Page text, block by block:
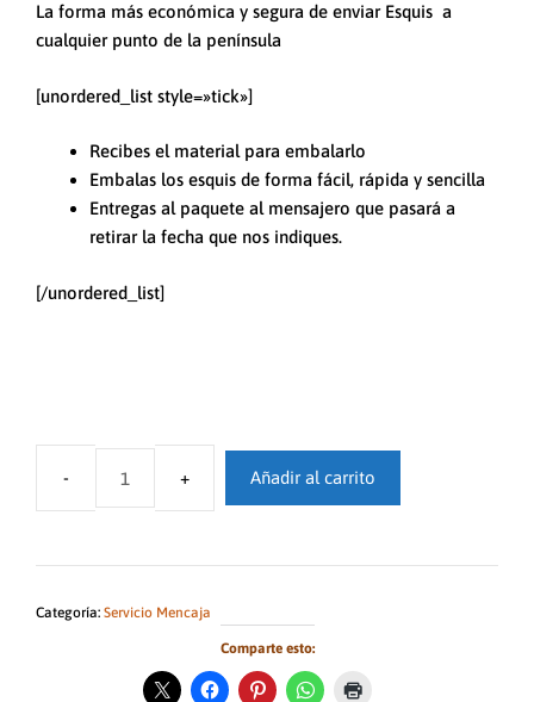
La forma más económica y segura de enviar Esquis a
cualquier punto de la península
[unordered_list style=»tick»]
Recibes el material para embalarlo
Embalas los esquis de forma fácil, rápida y sencilla
Entregas al paquete al mensajero que pasará a
retirar la fecha que nos indiques.
[/unordered_list]
Transportar
Esquis
Añadir al carrito
Categoría: Servicio Mencaja
Comparte esto: